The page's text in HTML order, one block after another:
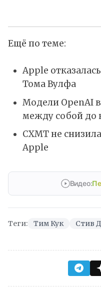
Ещё по теме:
Apple
Тома Вулфа
Модели OpenAI
между собой до
CXMT не
Apple
Видео:
Теги: Тим Кук Стив